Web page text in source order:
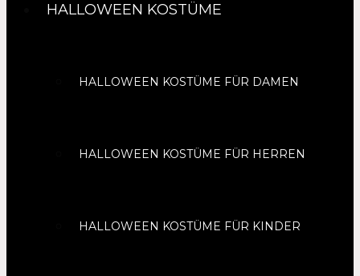
HALLOWEEN KOSTÜME
HALLOWEEN KOSTÜME FÜR DAMEN
HALLOWEEN KOSTÜME FÜR HERREN
HALLOWEEN KOSTÜME FÜR KINDER